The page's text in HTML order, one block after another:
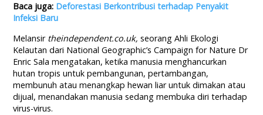
Baca juga: Deforestasi Berkontribusi terhadap Penyakit
Infeksi Baru
Melansir theindependent.co.uk,seorang Ahli Ekologi
Kelautan dari National Geographic’s Campaign for Nature Dr
Enric Sala mengatakan, ketika manusia menghancurkan
hutan tropis untuk pembangunan, pertambangan,
membunuh atau menangkap hewan liar untuk dimakan atau
dijual, menandakan manusia sedang membuka diri terhadap
virus-virus.